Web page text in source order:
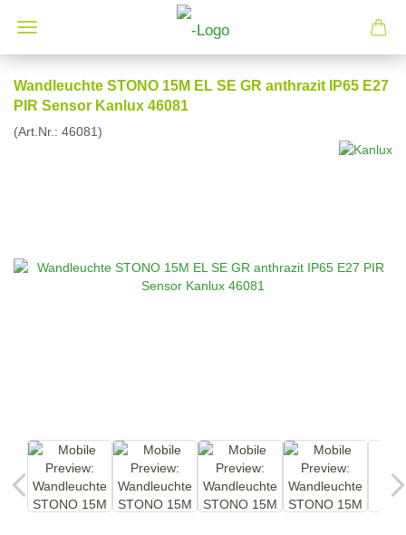
Wandleuchte STONO 15M EL SE GR anthrazit IP65 E27
PIR Sensor Kanlux 46081
(Art.Nr.: 46081)